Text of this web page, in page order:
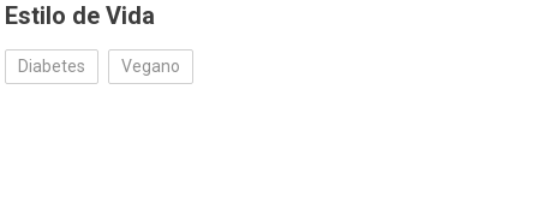
Estilo de Vida
Diabetes Vegano